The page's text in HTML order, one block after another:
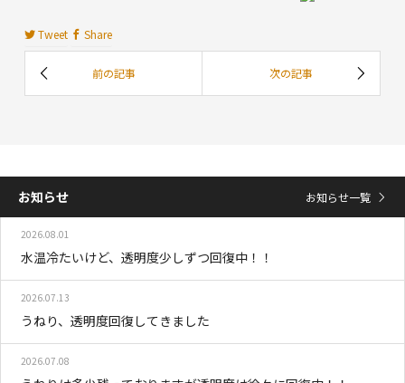
Tweet Share
お知らせ お知らせ一覧
2026.08.01
水温冷たいけど、透明度少しずつ回復中！！
2026.07.13
うねり、透明度回復してきました
2026.07.08